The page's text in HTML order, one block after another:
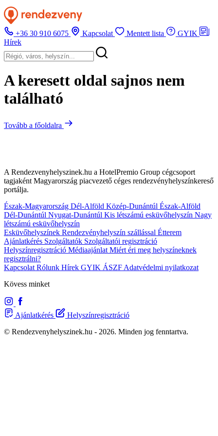
+36 30 910 6075 Kapcsolat Mentett lista
GYIK
Hírek
A keresett oldal sajnos nem
található
Tovább a főoldalra
A Rendezvenyhelyszinek.hu a HotelPremio Group cégcsoport
tagjaként Magyarország piacvezető céges rendezvényhelyszínkereső
portálja.
Észak-Magyarország Dél-Alföld Közép-Dunántúl Észak-Alföld
Dél-Dunántúl Nyugat-Dunántúl Kis létszámú esküvőhelyszín Nagy
létszámú esküvőhelyszín
Esküvőhelyszínek Rendezvényhelyszín szállással Étterem
Ajánlatkérés Szolgáltatók Szolgáltatói regisztráció
Helyszínregisztráció Médiaajánlat Miért éri meg helyszíneknek
regisztrálni?
Kapcsolat Rólunk Hírek GYIK ÁSZF Adatvédelmi nyilatkozat
Kövess minket
Ajánlatkérés
Helyszínregisztráció
© Rendezvenyhelyszinek.hu - 2026. Minden jog fenntartva.